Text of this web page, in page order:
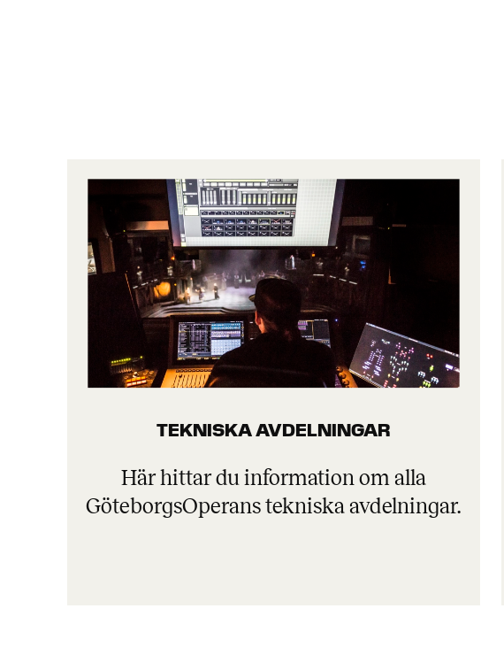
TEKNISKA AVDELNINGAR
Här hittar du information om alla
GöteborgsOperans tekniska avdelningar.